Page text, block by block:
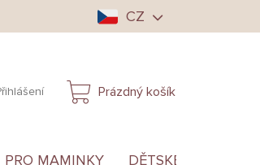
CZ
NÁKUPNÍ
Prázdný košík
PRO MAMINKY DĚTSKÉ OBLEČENÍ